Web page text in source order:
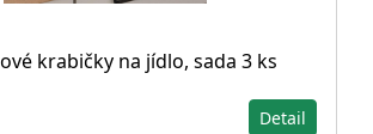
krabičky na jídlo, sada 3 ks
Detail